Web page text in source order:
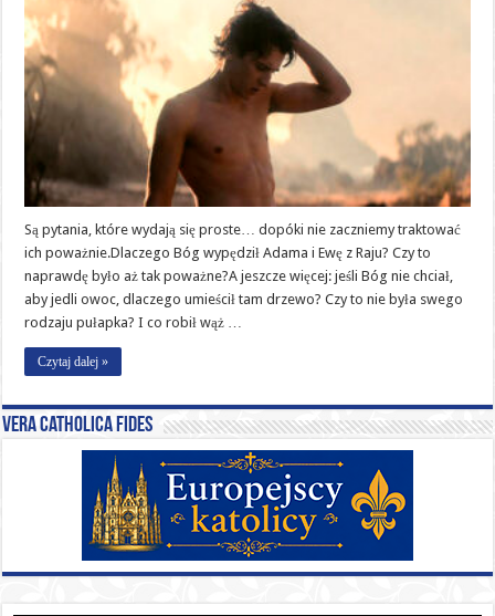
Niewygodna
prawda
Adamie
i
Ewie,
której
prawie
nikt
nie
wyjaśnił
Są pytania, które wydają się proste… dopóki nie zaczniemy traktować
ich poważnie.Dlaczego Bóg wypędził Adama i Ewę z Raju? Czy to
naprawdę było aż tak poważne?A jeszcze więcej: jeśli Bóg nie chciał,
aby jedli owoc, dlaczego umieścił tam drzewo? Czy to nie była swego
rodzaju pułapka? I co robił wąż …
Czytaj dalej »
Vera catholica fides